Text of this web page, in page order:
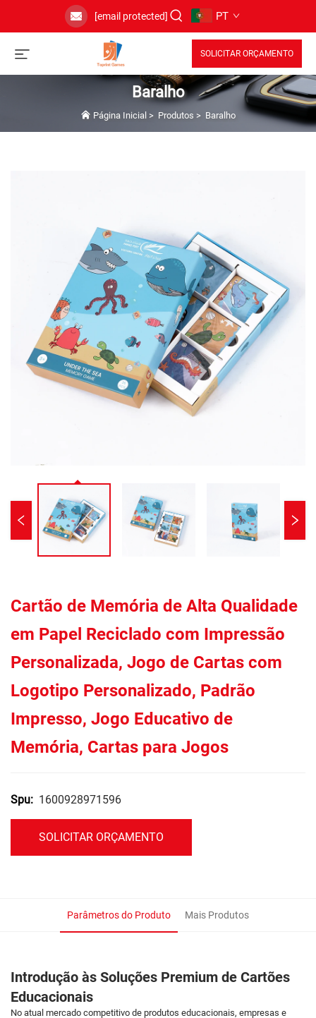
[email protected] PT
SOLICITAR ORÇAMENTO
Baralho
Página Inicial > Produtos > Baralho
Cartão de Memória de Alta Qualidade
em Papel Reciclado com Impressão
Personalizada, Jogo de Cartas com
Logotipo Personalizado, Padrão
Impresso, Jogo Educativo de
Memória, Cartas para Jogos
Spu: 1600928971596
SOLICITAR ORÇAMENTO
Parâmetros do Produto Mais Produtos
Introdução às Soluções Premium de Cartões
Educacionais
No atual mercado competitivo de produtos educacionais, empresas e